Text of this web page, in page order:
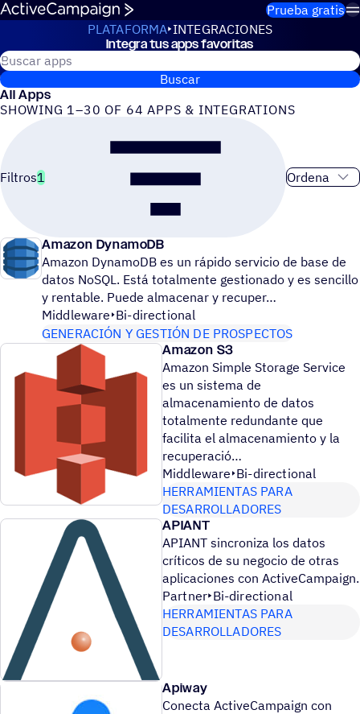
Saltar al contenido
Prueba gratis
PLATAFORMA INTEGRACIONES
Integraciones
Integra tus apps favoritas
Buscar apps de ActiveCampaign
Buscar
All Apps
SHOWING 1–30 OF 64 APPS & INTEGRATIONS
Filtros1 Orden de
Amazon DynamoDB
Amazon DynamoDB es un rápido servicio de base de
datos NoSQL. Está totalmente gestionado y es sencillo
y rentable. Puede almacenar y recuper
Middleware Bi-directional
GENERACIÓN Y GESTIÓN DE PROSPECTOS
Amazon S3
Amazon Simple Storage Service
es un sistema de
almacenamiento de datos
totalmente redundante que
facilita el almacenamiento y la
recuperació
Middleware Bi-directional
HERRAMIENTAS PARA
DESARROLLADORES
APIANT
APIANT sincroniza los datos
críticos de su negocio de otras
aplicaciones con ActiveCampaign.
Partner Bi-directional
HERRAMIENTAS PARA
DESARROLLADORES
Apiway
Conecta ActiveCampaign con